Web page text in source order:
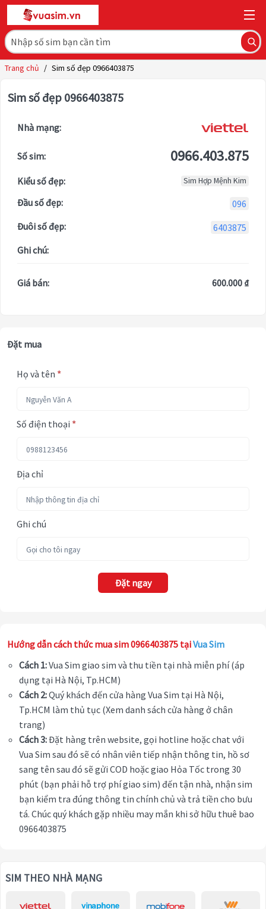
Trang chủ / Sim số đẹp 0966403875
Sim số đẹp 0966403875
Nhà mạng:
Số sim: 0966.403.875
Kiểu số đẹp: Sim Hợp Mệnh Kim
Đầu số đẹp:
096
Đuôi số đẹp:
6403875
Ghi chú:
Giá bán: 600.000 ₫
Đặt mua
Họ và tên *
Số điện thoại *
Địa chỉ
Ghi chú
Đặt ngay
Hướng dẫn cách thức mua sim 0966403875 tạiVua Sim
Cách 1:Vua Sim giao sim và thu tiền tại nhà miễn phí (áp
dụng tại Hà Nội, Tp.HCM)
Cách 2:Quý khách đến cửa hàng Vua Sim tại Hà Nội,
Tp.HCM làm thủ tục (Xem danh sách cửa hàng ở chân
trang)
Cách 3:Đặt hàng trên website, gọi hotline hoặc chat với
Vua Sim sau đó sẽ có nhân viên tiếp nhận thông tin, hồ sơ
sang tên sau đó sẽ gửi COD hoặc giao Hỏa Tốc trong 30
phút (bạn phải hỗ trợ phí giao sim) đến tận nhà, nhận sim
bạn kiểm tra đúng thông tin chính chủ và trả tiền cho bưu
tá. Chúc quý khách gặp nhiều may mắn khi sở hữu thuê bao
0966403875
SIM THEO NHÀ MẠNG